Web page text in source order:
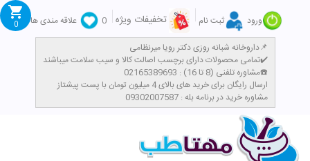
ورود ثبت نام تخفیفات ویژه 0
علاقه مندی ها
داروخانه شبانه روزی دکتر رویا میرنظامی📌
تمامی محصولات دارای برچسب اصالت کالا و سیب سلامت میباشند✔️
مشاوره تلفنی (8 تا 16) : 02165389693☎️
​ارسال رایگان برای خرید های بالای 4 میلیون تومان با پست پیشتاز
مشاوره خرید در برنامه بله : 09302007587
0